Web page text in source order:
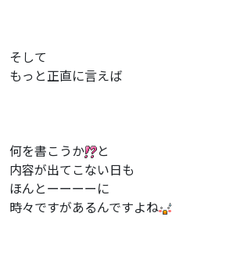
そして
もっと正直に言えば
何を書こうか
と
内容が出てこない日も
ほんとーーーーに
時々ですがあるんですよね